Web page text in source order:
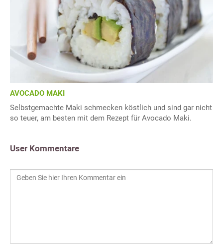
AVOCADO MAKI
Selbstgemachte Maki schmecken köstlich und sind gar nicht
so teuer, am besten mit dem Rezept für Avocado Maki.
User Kommentare